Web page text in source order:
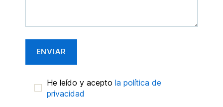
He leído y aceptola política de
privacidad